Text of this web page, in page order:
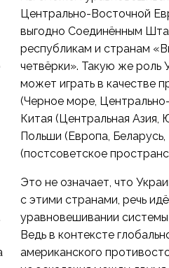
Центрально-Восточной
выгодно Соединённым
республикам и странам
четвёрки». Такую же роль
может играть в качестве
(Черное море,
Китая (Центральная Азия,
Польши (Европа,
(постсоветское
Это не означает, что
с этими странами, речь
уравновешивании
Ведь в контексте
американского